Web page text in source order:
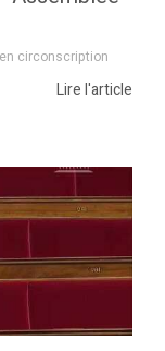
circonscription
Lire l'article